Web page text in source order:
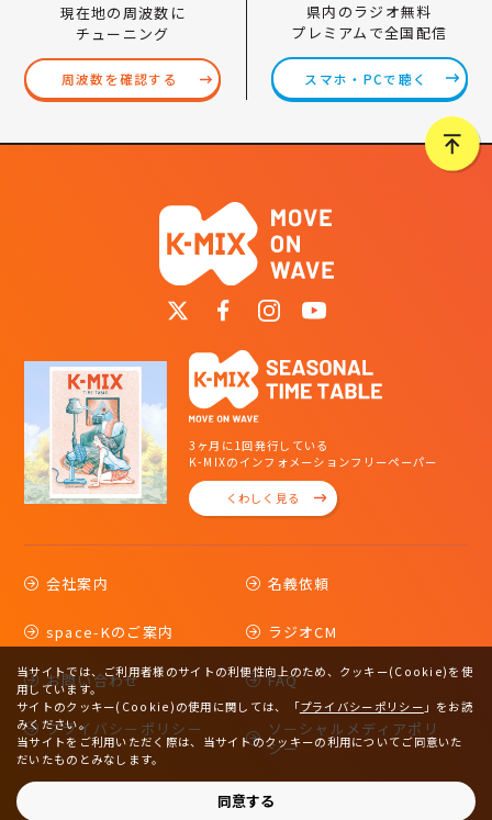
現在地の周波数に
チューニング
周波数を確認する
県内のラジオ無料
プレミアムで全国配信
スマホ・PCで聴く
3ヶ月に1回発行している
K-MIXのインフォメーションフリーペーパー
くわしく見る
会社案内 名義依頼
space-Kのご案内 ラジオCM
お問い合わせ FAQ
プライバシーポリシー
ソーシャルメディアポリ
シー
当サイトでは、ご利用者様のサイトの利便性向上のため、クッキー(Cookie)を使
用しています。
サイトのクッキー(Cookie)の使用に関しては、
「プライバシーポリシー 」をお読
みください。
当サイトをご利用いただく際は、当サイトのクッキーの利用についてご同意いた
だいたものとみなします。
同意する